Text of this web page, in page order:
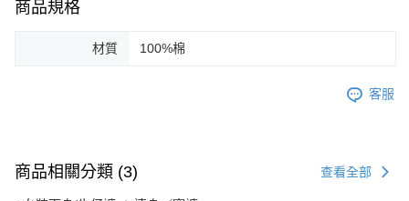
商品規格
材質 100%棉
客服
商品相關分類 (3) 查看全部